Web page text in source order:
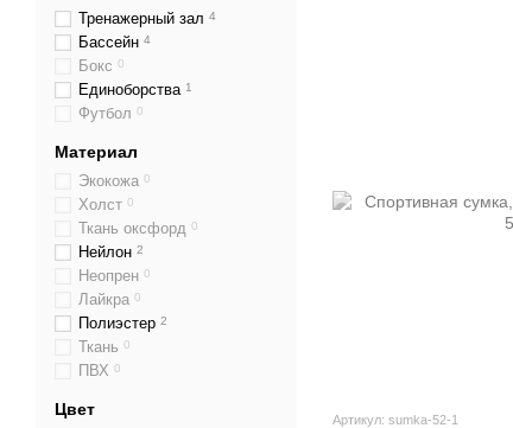
Артикул: sumka-52-1
Тренажерный зал 4
Бассейн 4
Бокс 0
Единоборства 1
Футбол 0
Материал
Экокожа 0
Холст 0
Ткань оксфорд 0
Нейлон 2
Неопрен 0
Лайкра 0
Полиэстер 2
Ткань 0
ПВХ 0
Цвет